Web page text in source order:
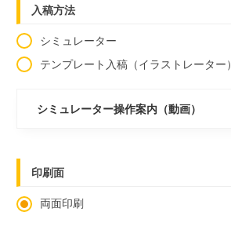
入稿方法
シミュレーター
テンプレート入稿（イラストレーター）
シミュレーター操作案内（動画）
印刷面
両面印刷